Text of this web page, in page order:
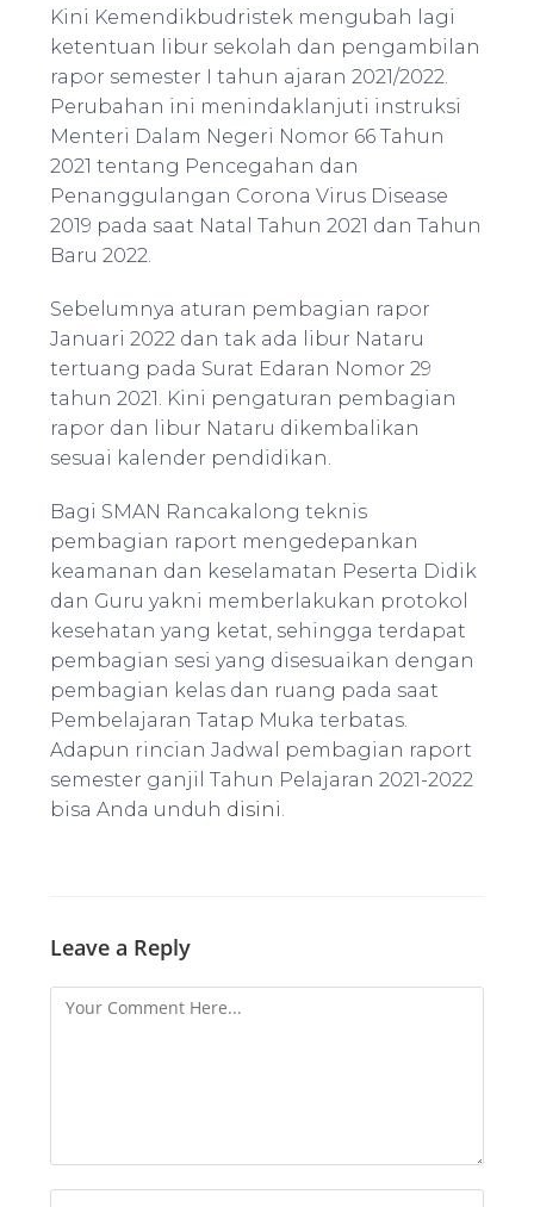
Kini Kemendikbudristek mengubah lagi
ketentuan libur sekolah dan pengambilan
rapor semester I tahun ajaran 2021/2022.
Perubahan ini menindaklanjuti instruksi
Menteri Dalam Negeri Nomor 66 Tahun
2021 tentang Pencegahan dan
Penanggulangan Corona Virus Disease
2019 pada saat Natal Tahun 2021 dan Tahun
Baru 2022.
Sebelumnya aturan pembagian rapor
Januari 2022 dan tak ada libur Nataru
tertuang pada Surat Edaran Nomor 29
tahun 2021. Kini pengaturan pembagian
rapor dan libur Nataru dikembalikan
sesuai kalender pendidikan.
Bagi SMAN Rancakalong teknis
pembagian raport mengedepankan
keamanan dan keselamatan Peserta Didik
dan Guru yakni memberlakukan protokol
kesehatan yang ketat, sehingga terdapat
pembagian sesi yang disesuaikan dengan
pembagian kelas dan ruang pada saat
Pembelajaran Tatap Muka terbatas.
Adapun rincian Jadwal pembagian raport
semester ganjil Tahun Pelajaran 2021-2022
bisa Anda unduh disini.
Leave a Reply